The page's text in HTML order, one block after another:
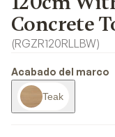
Concrete
(RGZR120RLLBW)
Acabado del marco
Teak